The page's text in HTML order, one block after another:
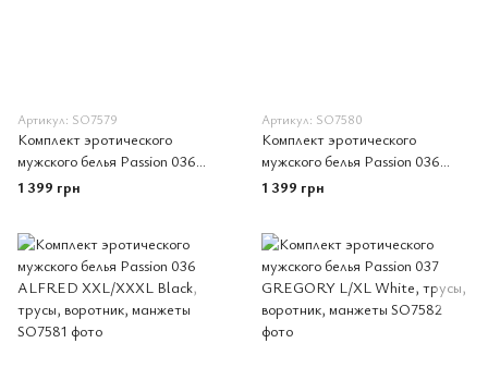
Артикул: SO7579
Комплект эротического
мужского белья Passion 036
ALFRED L/XL Black, трусы,
воротник, манжеты
1 399 грн
Артикул: SO7580
Комплект эротического
мужского белья Passion 036
ALFRED S/M Black, трусы,
воротник, манжеты
1 399 грн